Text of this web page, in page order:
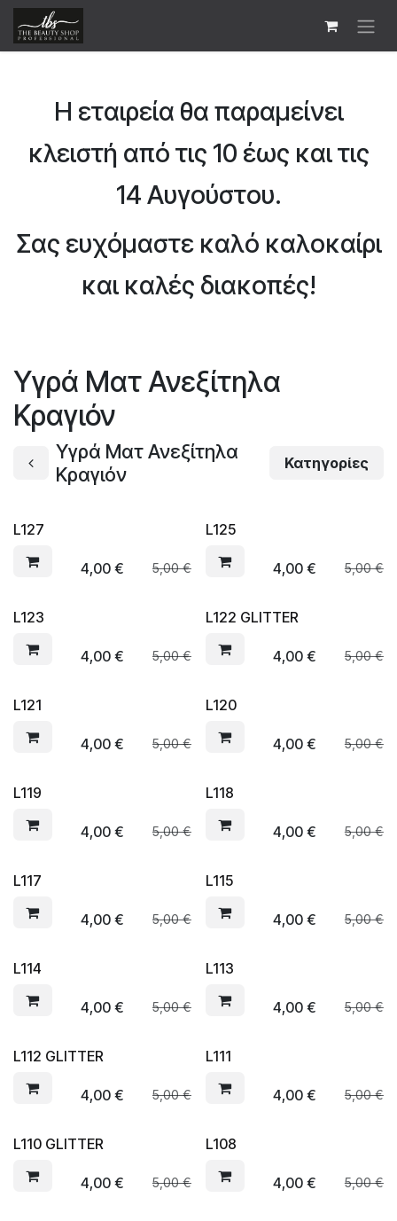
Skip to Content
Η εταιρεία θα παραμείνει
κλειστή από τις 10 έως και τις
14 Αυγούστου.
Σας ευχόμαστε καλό καλοκαίρι
και καλές διακοπές!
Υγρά Ματ Ανεξίτηλα
Κραγιόν
Υγρά Ματ Ανεξίτηλα
Κραγιόν
Κατηγορίες
L127
4,00€ 5,00€
L125
4,00€ 5,00€
L123
4,00€ 5,00€
L122 GLITTER
4,00€ 5,00€
L121
4,00€ 5,00€
L120
4,00€ 5,00€
L119
4,00€ 5,00€
L118
4,00€ 5,00€
L117
4,00€ 5,00€
L115
4,00€ 5,00€
L114
4,00€ 5,00€
L113
4,00€ 5,00€
L112 GLITTER
4,00€ 5,00€
L111
4,00€ 5,00€
L110 GLITTER
4,00€ 5,00€
L108
4,00€ 5,00€